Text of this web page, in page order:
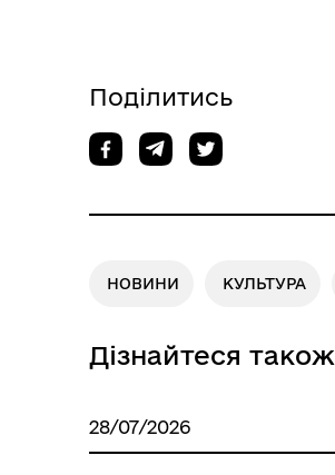
Поділитись
НОВИНИ КУЛЬТУРА
Дізнайтеся також
28/07/2026